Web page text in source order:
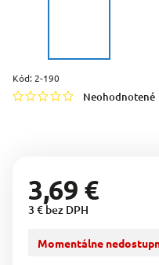
Kód: 2-190
Neohodnotené
3,69 €
3 € bez DPH
Momentálne